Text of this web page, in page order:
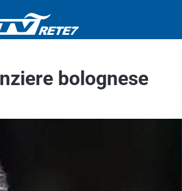
bolognese